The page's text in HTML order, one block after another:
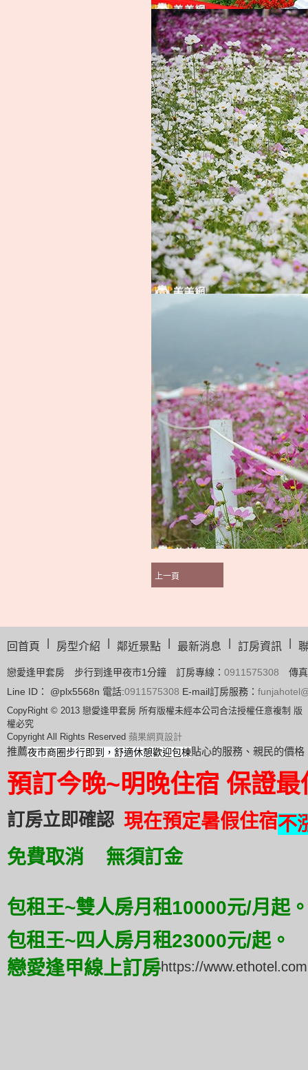
上一頁
回首頁 房型介紹 鄰近景點 最新消息 訂房資訊
戀愛逢甲套房 步行到逢甲夜市1分鐘 訂房專線： 0911575308 傳
Line ID： @plx5568n 電話:0911575308 E-mail訂房服務：
CopyRight © 2013 戀愛逢甲套房 所有版權未經本公司合法授權任意複制 版
權必究
Copyright All Rights Reserved 蘋果網頁設計
推薦夜市商圈步行即到，舒適休憩歡迎包棟貼心的服務、親民的價
預訂今晚~明晚住宿 保證
訂房立即確認 現在預定暑假住宿不
免費取消 無須訂金
包租王~雙人房月租10000元/月起
包租王~四人房月租23000元/起。
戀愛逢甲線上訂房https://